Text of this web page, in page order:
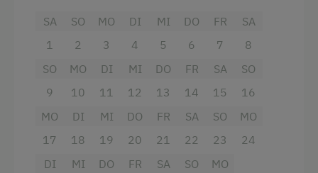
Mithilfe am Hof
Obstgarten
Pauschalangebote
Pirschgang
4 Plattenherd
Radio
Dusche
SA
1
SO
2
MO
3
DI
4
MI
5
DO
6
FR
7
SA
8
SO
9
MO
10
DI
11
MI
12
DO
13
FR
14
SA
15
SO
16
MO
17
DI
18
MI
19
DO
20
FR
21
SA
22
SO
23
MO
24
DI
MI
DO
FR
SA
SO
MO